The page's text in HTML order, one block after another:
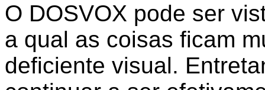
O DOSVOX pode ser
a qual as coisas ficam
deficiente visual.